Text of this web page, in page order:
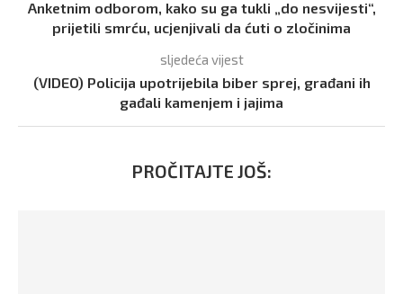
Anketnim odborom, kako su ga tukli „do nesvijesti“,
prijetili smrću, ucjenjivali da ćuti o zločinima
sljedeća vijest
(VIDEO) Policija upotrijebila biber sprej, građani ih
gađali kamenjem i jajima
PROČITAJTE JOŠ: